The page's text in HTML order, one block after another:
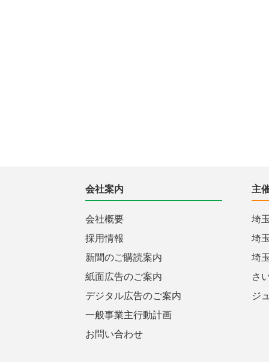
会社案内
会社概要
採用情報
新聞のご購読案内
紙面広告のご案内
デジタル広告のご案内
一般事業主行動計画
お問い合わせ
主
埼
埼
埼
さ
ジ